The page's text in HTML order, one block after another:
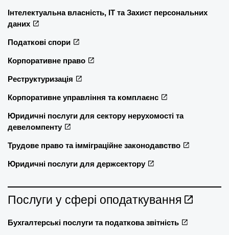
Інтелектуальна власність, ІТ та Захист персональних
даних
Податкові спори
Корпоративне право
Реструктуризація
Корпоративне управління та комплаєнс
Юридичні послуги для сектору нерухомості та
девеломпенту
Трудове право та імміграційне законодавство
Юридичні послуги для держсектору
Послуги у сфері оподаткування
Бухгалтерські послуги та податкова звітність